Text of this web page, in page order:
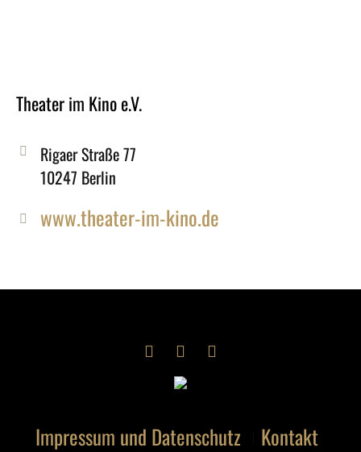
Theater im Kino e.V.
Rigaer Straße 77
10247 Berlin
www.theater-im-kino.de
Impressum und Datenschutz
Kontakt